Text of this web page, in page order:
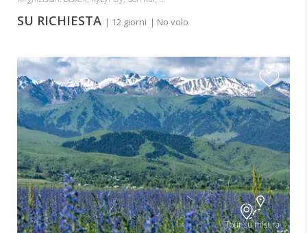
SU RICHIESTA | 12 giorni | No volo
Tour su misura